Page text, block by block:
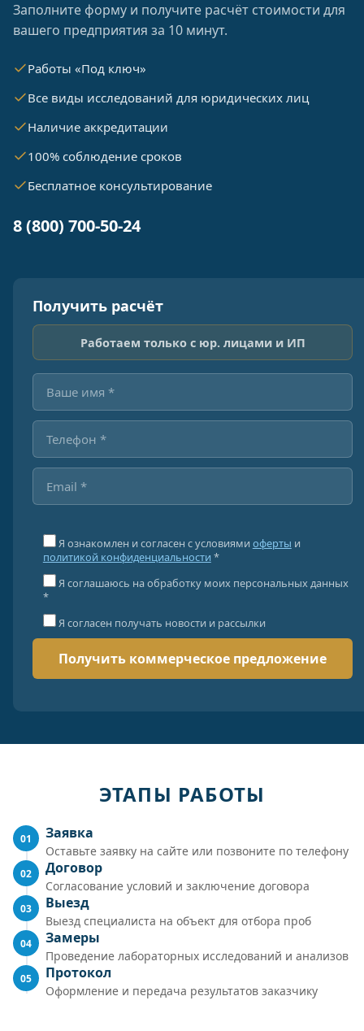
Заполните форму и получите расчёт стоимости для
вашего предприятия за 10 минут.
Работы «Под ключ»
Все виды исследований для юридических лиц
Наличие аккредитации
100% соблюдение сроков
Бесплатное консультирование
8 (800) 700-50-24
Получить расчёт
Работаем только с юр. лицами и ИП
Я ознакомлен и согласен с условиями оферты и
политикой конфиденциальности *
Я соглашаюсь на обработку моих персональных данных
*
Я согласен получать новости и рассылки
ЭТАПЫ РАБОТЫ
01 Заявка
Оставьте заявку на сайте или позвоните по телефону
02 Договор
Согласование условий и заключение договора
03 Выезд
Выезд специалиста на объект для отбора проб
04 Замеры
Проведение лабораторных исследований и анализов
05 Протокол
Оформление и передача результатов заказчику